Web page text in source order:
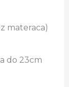
materaca)
do 23cm